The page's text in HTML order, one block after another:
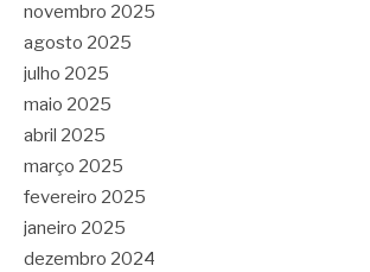
novembro 2025
agosto 2025
julho 2025
maio 2025
abril 2025
março 2025
fevereiro 2025
janeiro 2025
dezembro 2024